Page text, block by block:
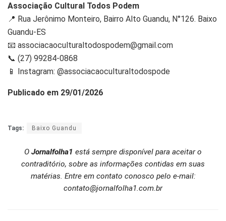
Associação Cultural Todos Podem
📍 Rua Jerônimo Monteiro, Bairro Alto Guandu, N°126. Baixo
Guandu-ES
📧 associacaoculturaltodospodem@gmail.com
📞 (27) 99284-0868
📱 Instagram: @associacaoculturaltodospode
Publicado em 29/01/2026
Tags: Baixo Guandu
O Jornalfolha1 está sempre disponível para aceitar o
contraditório, sobre as informações contidas em suas
matérias. Entre em contato conosco pelo e-mail:
contato@jornalfolha1.com.br